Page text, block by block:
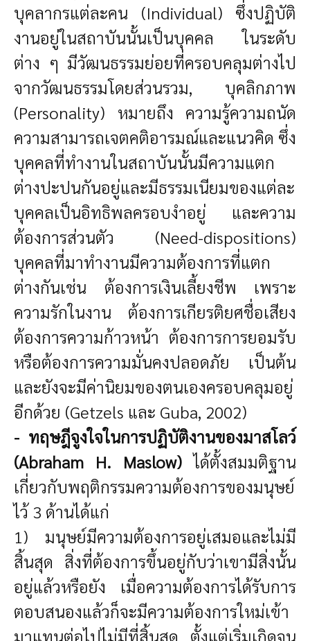
บุคลากรแต่ละคน (Individual) ซึ่งปฏิบัติ
งานอยู่ในสถาบันนั้นเป็นบุคคล ในระดับ
ต่าง ๆ มีวัฒนธรรมย่อยที่ครอบคลุมต่างไป
จากวัฒนธรรมโดยส่วนรวม, บุคลิกภาพ
(Personality) หมายถึง ความรู้ความถนัด
ความสามารถเจตคติอารมณ์และแนวคิด ซึ่ง
บุคคลที่ทำงานในสถาบันนั้นมีความแตก
ต่างปะปนกันอยู่และมีธรรมเนียมของแต่ละ
บุคคลเป็นอิทธิพลครอบงำอยู่ และความ
ต้องการส่วนตัว (Need-dispositions)
บุคคลที่มาทำงานมีความต้องการที่แตก
ต่างกันเช่น ต้องการเงินเลี้ยงชีพ เพราะ
ความรักในงาน ต้องการเกียรติยศชื่อเสียง
ต้องการความก้าวหน้า ต้องการการยอมรับ
หรือต้องการความมั่นคงปลอดภัย เป็นต้น
และยังจะมีค่านิยมของตนเองครอบคลุมอยู่
อีกด้วย (Getzels และ Guba, 2002)
- ทฤษฎีจูงใจในการปฏิบัติงานของมาสโลว์
(Abraham H. Maslow)ได้ตั้งสมมติฐาน
เกี่ยวกับพฤติกรรมความต้องการของมนุษย์
ไว้ 3 ด้านได้แก่
1) มนุษย์มีความต้องการอยู่เสมอและไม่มี
สิ้นสุด สิ่งที่ต้องการขึ้นอยู่กับว่าเขามีสิ่งนั้น
อยู่แล้วหรือยัง เมื่อความต้องการได้รับการ
ตอบสนองแล้วก็จะมีความต้องการใหม่เข้า
มาแทนต่อไปไม่มีที่สิ้นสุด ตั้งแต่เริ่มเกิดจน